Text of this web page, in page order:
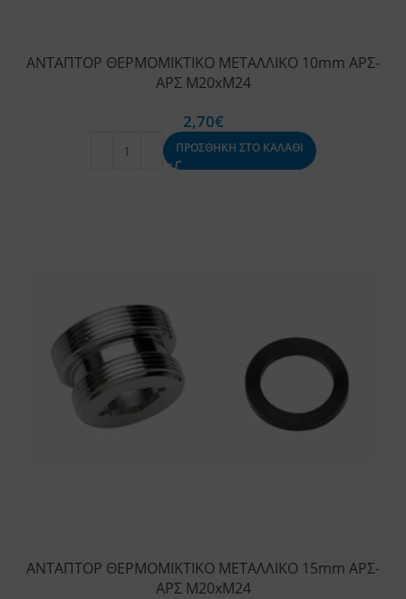
ΑΝΤΑΠΤΟΡ ΘΕΡΜΟΜΙΚΤΙΚΟ ΜΕΤΑΛΛΙΚΟ 10mm ΑΡΣ-
ΑΡΣ Μ20xΜ24
2,70€
ΠΡΟΣΘΗΚΗ ΣΤΟ ΚΑΛΑΘΙ
ΑΝΤΑΠΤΟΡ ΘΕΡΜΟΜΙΚΤΙΚΟ ΜΕΤΑΛΛΙΚΟ 15mm ΑΡΣ-
ΑΡΣ Μ20xΜ24